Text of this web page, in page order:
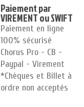
Paiement par
VIREMENT ou SWIFT
Paiement en ligne
100% sécurisé
Chorus Pro - CB -
Paypal - Virement
*Chèques et Billet à
ordre non acceptés